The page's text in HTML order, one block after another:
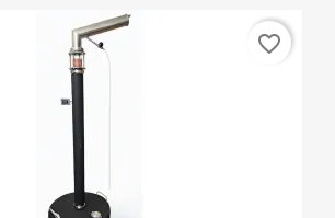
favorite_border